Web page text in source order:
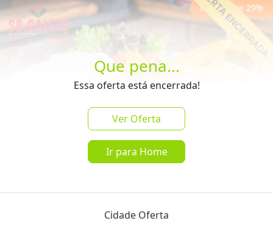
Que pena...
Essa oferta está encerrada!
Ver Oferta
Ir para Home
Economize 29%
porR$ 21,90
Mais de 50 VendidosCidade Oferta